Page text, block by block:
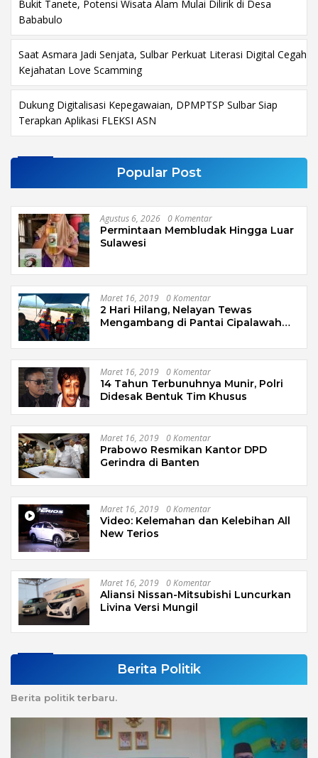
Bukit Tanete, Potensi Wisata Alam Mulai Dilirik di Desa
Bababulo
Saat Asmara Jadi Senjata, Sulbar Perkuat Literasi Digital Cegah
Kejahatan Love Scamming
Dukung Digitalisasi Kepegawaian, DPMPTSP Sulbar Siap
Terapkan Aplikasi FLEKSI ASN
Popular Post
Agustus 6, 2026 0 Komentar
Permintaan Membludak Hingga Luar
Sulawesi
Maret 16, 2019 0 Komentar
2 Hari Hilang, Nelayan Tewas
Mengambang di Pantai Cipalawah
Maret 16, 2019 0 Komentar
14 Tahun Terbunuhnya Munir, Polri
Didesak Bentuk Tim Khusus
Maret 16, 2019 0 Komentar
Prabowo Resmikan Kantor DPD
Gerindra di Banten
Maret 16, 2019 0 Komentar
Video: Kelemahan dan Kelebihan All
New Terios
Maret 16, 2019 0 Komentar
Aliansi Nissan-Mitsubishi Luncurkan
Livina Versi Mungil
Berita Politik
Berita politik terbaru.